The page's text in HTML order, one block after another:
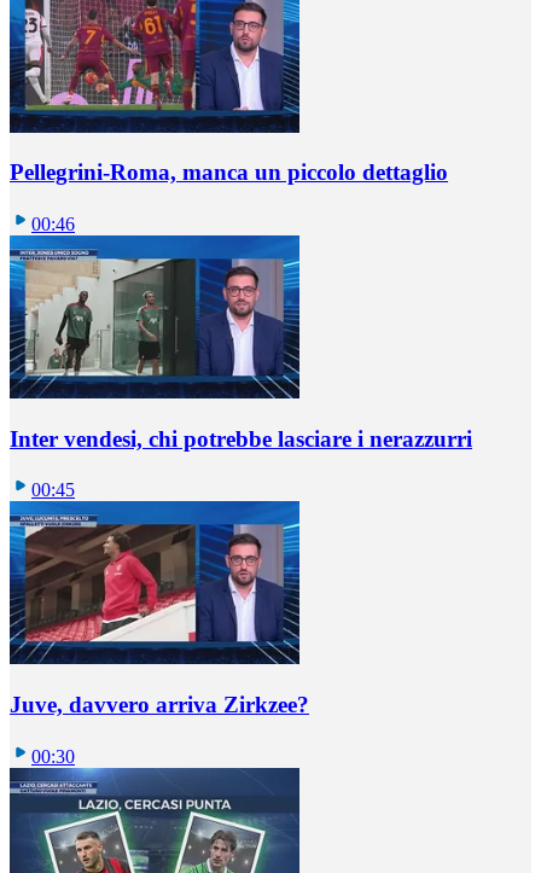
Pellegrini-Roma, manca un piccolo dettaglio
00:46
Inter vendesi, chi potrebbe lasciare i nerazzurri
00:45
Juve, davvero arriva Zirkzee?
00:30